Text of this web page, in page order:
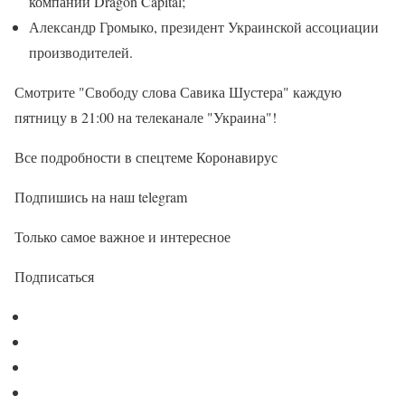
Александр Громыко, президент Украинской ассоциации
производителей.
Смотрите "Свободу слова Савика Шустера" каждую
пятницу в 21:00 на телеканале "Украина"!
Все подробности в спецтеме Коронавирус
Подпишись на наш telegram
Только самое важное и интересное
Подписаться